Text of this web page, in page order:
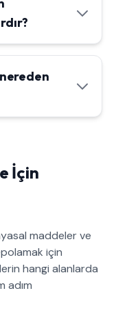
İçin
maddeler ve
için
hangi alanlarda
adım